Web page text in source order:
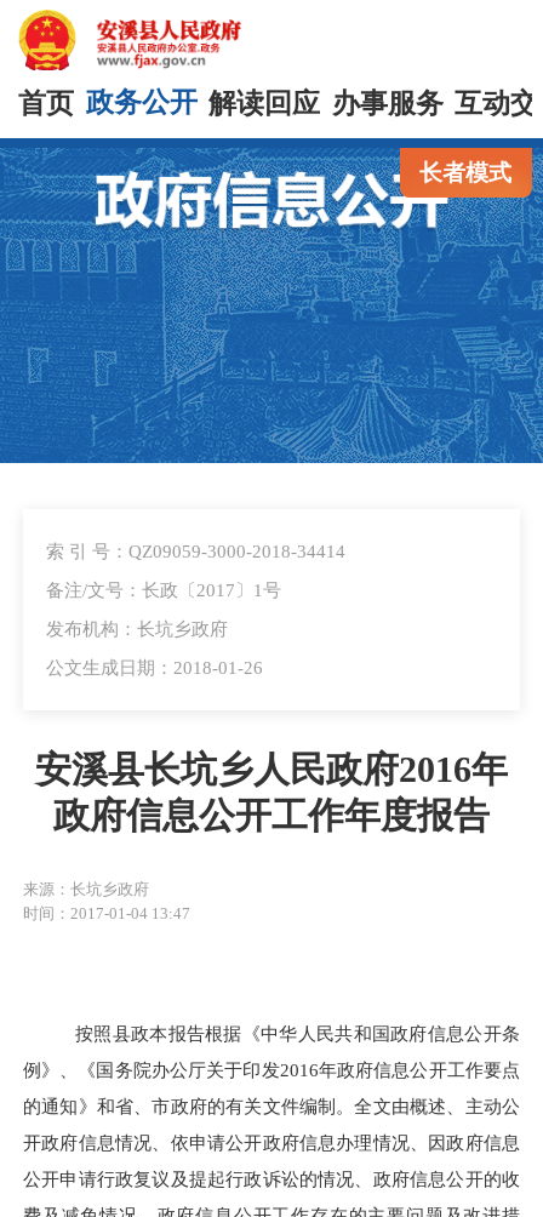
首页 政务公开 解读回应 办事服务 互动
长者模式
索 引 号：QZ09059-3000-2018-34414
备注/文号：长政〔2017〕1号
发布机构：长坑乡政府
公文生成日期：2018-01-26
安溪县长坑乡人民政府2016年
政府信息公开工作年度报告
来源：长坑乡政府
时间：2017-01-04 13:47
按照县政本报告根据《中华人民共和国政府信息公开条
例》、《国务院办公厅关于印发2016年政府信息公开工作要点
的通知》和省、市政府的有关文件编制。全文由概述、主动公
开政府信息情况、依申请公开政府信息办理情况、因政府信息
公开申请行政复议及提起行政诉讼的情况、政府信息公开的收